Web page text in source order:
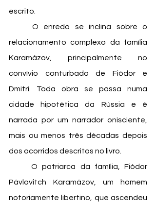
escrito.
relacionamento complexo da família
Karamázov, principalmente no
convívio conturbado de Fiódor e
Dmitri. Toda obra se passa numa
cidade hipotética da Rússia e é
narrada por um narrador onisciente,
mais ou menos três décadas depois
dos ocorridos descritos no livro.
	O patriarca da família, Fiódor
Pávlovitch Karamázov, um homem
notoriamente libertino, que ascendeu